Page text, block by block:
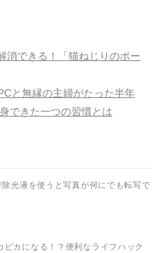
消できる！「猫ねじりのポー
と無縁の主婦がたった半年
できた一つの習慣とは
光液を使うと写真が何にでも転写で
ピカになる！？便利なライフハック